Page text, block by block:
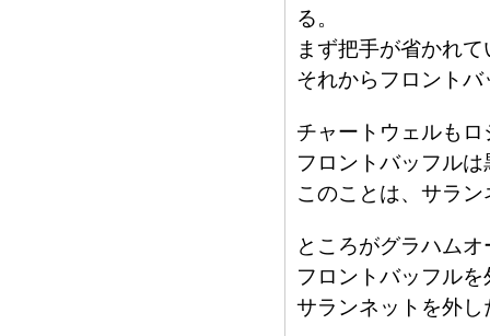
る。
まず把手が省かれて
それからフロント
チャートウェルも
フロントバッフル
このことは、サラ
ところがグラハム
フロントバッフル
サランネットを外